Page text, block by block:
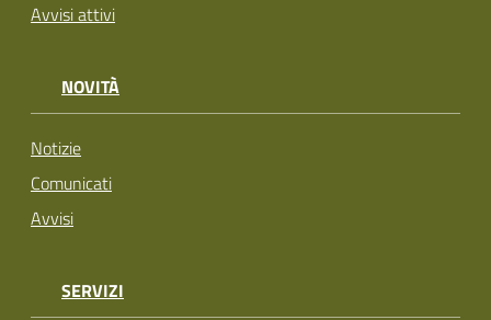
Avvisi attivi
NOVITÀ
Notizie
Comunicati
Avvisi
SERVIZI